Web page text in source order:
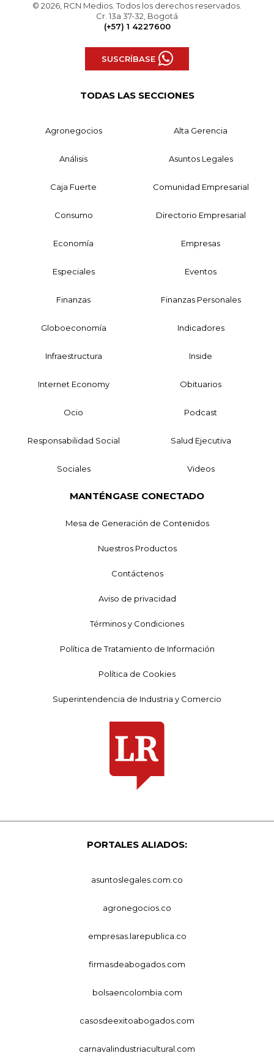
© 2026, RCN Medios. Todos los derechos reservados.
Cr. 13a 37-32, Bogotá
(+57) 1 4227600
SUSCRÍBASE
TODAS LAS SECCIONES
Agronegocios Alta Gerencia
Análisis Asuntos Legales
Caja Fuerte Comunidad Empresarial
Consumo Directorio Empresarial
Economía Empresas
Especiales Eventos
Finanzas Finanzas Personales
Globoeconomía Indicadores
Infraestructura Inside
Internet Economy Obituarios
Ocio Podcast
Responsabilidad Social Salud Ejecutiva
Sociales Videos
MANTÉNGASE CONECTADO
Mesa de Generación de Contenidos
Nuestros Productos
Contáctenos
Aviso de privacidad
Términos y Condiciones
Política de Tratamiento de Información
Política de Cookies
Superintendencia de Industria y Comercio
PORTALES ALIADOS:
asuntoslegales.com.co
agronegocios.co
empresas.larepublica.co
firmasdeabogados.com
bolsaencolombia.com
casosdeexitoabogados.com
carnavalindustriacultural.com